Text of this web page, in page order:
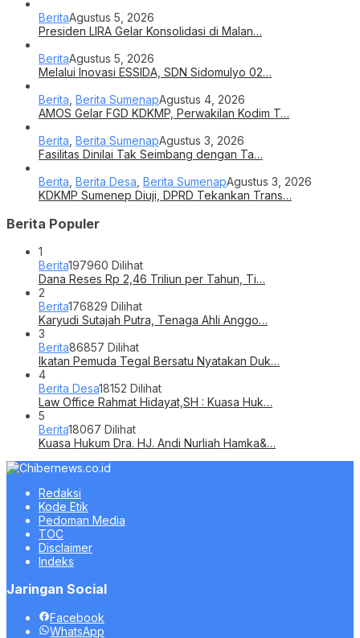
Berita,Berita SumenapAgustus 3, 2026
Berita, Berita Desa,Berita SumenapAgustus 3, 2026
Berita Populer
1
Berita197960 Dilihat
2
Berita176829 Dilihat
3
Ikatan Pemuda Tegal Bersatu Nyatakan Duk…
4
Berita Desa18152 Dilihat
Law Office Rahmat Hidayat,SH : Kuasa Huk…
5
Berita18067 Dilihat
Kuasa Hukum Dra. HJ. Andi Nurliah Hamka&…
Redaksi
Kode Etik
Pedoman Media
TOC
Disclaimer
Indeks
Facebook
WhatsApp
RSS
©2022 - 2026 Chibernews.co.id - All rights reserved.